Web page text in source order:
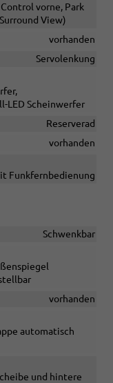
vorne, Park
View)
vorhanden
Servolenkung
LED Scheinwerfer
Reserverad
vorhanden
Funkfernbedienung
Schwenkbar
vorhanden
automatisch
und hintere